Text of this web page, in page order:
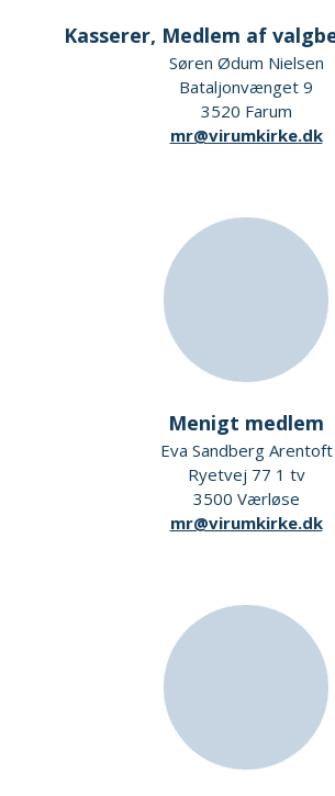
Kasserer, Medlem af
Søren Ødum Nielsen
Bataljonvænget 9
3520 Farum
mr@virumkirke.dk
Menigt medlem
Eva Sandberg Arentoft
Ryetvej 77 1 tv
3500 Værløse
mr@virumkirke.dk